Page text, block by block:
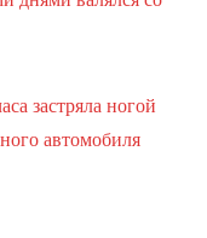
застряла ногой
автомобиля